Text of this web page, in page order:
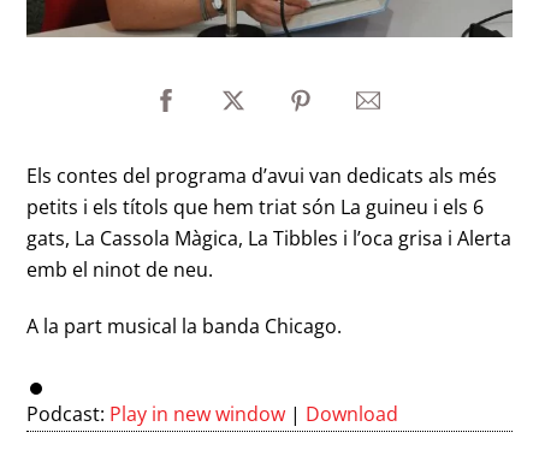
Els contes del programa d’avui van dedicats als més
petits i els títols que hem triat són La guineu i els 6
gats, La Cassola Màgica, La Tibbles i l’oca grisa i Alerta
emb el ninot de neu.
A la part musical la banda Chicago.
Podcast: Play in new window | Download